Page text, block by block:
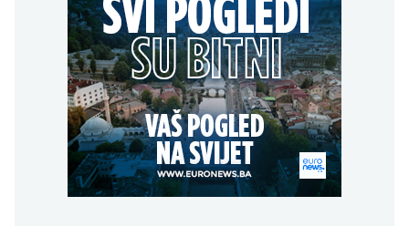
zatvorena obilaznica
uputstva za skreniranje
AKTUELNO
Požar se širi Bijeljinom,
zatvorena obilaznica
AKTUELNO
Plan da se u Crnoj Gori
prave centri za prihvat
migranata? Spajić:
Nismo vodili pregovore
Žedni za novcem: Koje bi
nove poreze EU mogla
uvesti od 2028. godine?
AKTUELNO
Izrael izveo zračne
napade na Liban, ima
poginulih
na Mjesec
TEHNOLOGIJA
Britanska kraljevska
kovnica iz elektronskog
otpada izdvaja zlato